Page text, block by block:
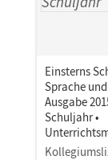
Einsterns
Sprache
Ausgabe
Schuljahr •